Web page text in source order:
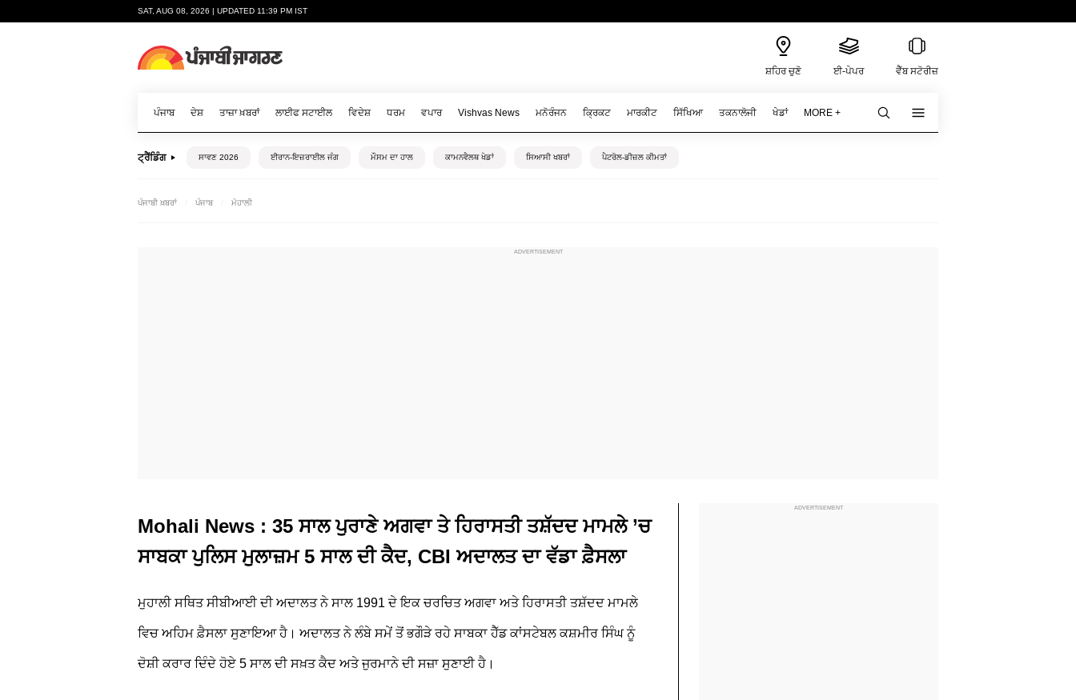
SAT, AUG 08, 2026 | UPDATED 11:39 PM IST
ਸ਼ਹਿਰ ਚੁਣੋ ਈ-ਪੇਪਰ ਵੈੱਬ ਸਟੋਰੀਜ਼
ਪੰਜਾਬ ਦੇਸ਼ ਤਾਜ਼ਾ ਖ਼ਬਰਾਂ ਲਾਈਫ ਸਟਾਈਲ ਵਿਦੇਸ਼ ਧਰਮ ਵਪਾਰ Vishvas News ਮਨੋਰੰਜਨ ਕ੍ਰਿਕਟ ਮਾਰਕੀਟ ਸਿੱਖਿਆ ਤਕਨਾਲੋਜੀ ਖੇਡਾਂ MORE +
ਟ੍ਰੈਂਡਿੰਗ ਸਾਵਣ 2026 ਈਰਾਨ-ਇਜ਼ਰਾਈਲ ਜੰਗ ਮੌਸਮ ਦਾ ਹਾਲ ਕਾਮਨਵੈਲਥ ਖੇਡਾਂ ਸਿਆਸੀ ਖਬਰਾਂ ਪੈਟਰੋਲ-ਡੀਜ਼ਲ ਕੀਮਤਾਂ
ਪੰਜਾਬੀ ਖ਼ਬਰਾਂ ਪੰਜਾਬ ਮੋਹਾਲੀ
Mohali News : 35 ਸਾਲ ਪੁਰਾਣੇ ਅਗਵਾ ਤੇ ਹਿਰਾਸਤੀ ਤਸ਼ੱਦਦ ਮਾਮਲੇ ’ਚ
ਸਾਬਕਾ ਪੁਲਿਸ ਮੁਲਾਜ਼ਮ 5 ਸਾਲ ਦੀ ਕੈਦ, CBI ਅਦਾਲਤ ਦਾ ਵੱਡਾ ਫ਼ੈਸਲਾ
ਮੁਹਾਲੀ ਸਥਿਤ ਸੀਬੀਆਈ ਦੀ ਅਦਾਲਤ ਨੇ ਸਾਲ 1991 ਦੇ ਇਕ ਚਰਚਿਤ ਅਗਵਾ ਅਤੇ ਹਿਰਾਸਤੀ ਤਸ਼ੱਦਦ ਮਾਮਲੇ
ਵਿਚ ਅਹਿਮ ਫ਼ੈਸਲਾ ਸੁਣਾਇਆ ਹੈ। ਅਦਾਲਤ ਨੇ ਲੰਬੇ ਸਮੇਂ ਤੋਂ ਭਗੌੜੇ ਰਹੇ ਸਾਬਕਾ ਹੈੱਡ ਕਾਂਸਟੇਬਲ ਕਸ਼ਮੀਰ ਸਿੰਘ ਨੂੰ
ਦੋਸ਼ੀ ਕਰਾਰ ਦਿੰਦੇ ਹੋਏ 5 ਸਾਲ ਦੀ ਸਖ਼ਤ ਕੈਦ ਅਤੇ ਜੁਰਮਾਨੇ ਦੀ ਸਜ਼ਾ ਸੁਣਾਈ ਹੈ।